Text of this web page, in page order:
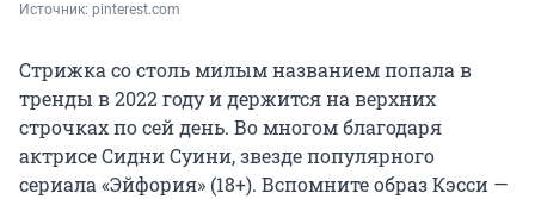
Источник: pinterest.com
Стрижка со столь милым названием попала в
тренды в 2022 году и держится на верхних
строчках по сей день. Во многом благодаря
актрисе Сидни Суини, звезде популярного
сериала «Эйфория» (18+). Вспомните образ Кэсси —